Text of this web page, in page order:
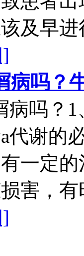
及早
病吗？
病吗？
代谢的
一定
害，